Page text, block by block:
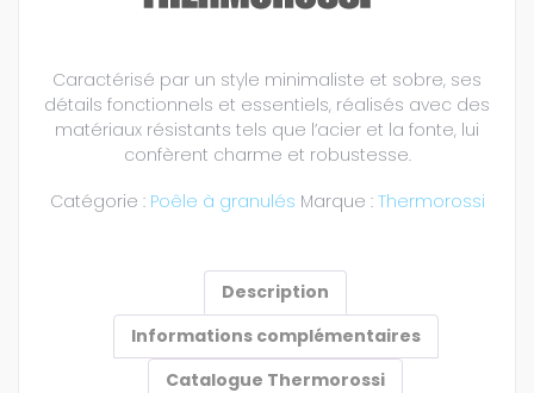
Caractérisé par un style minimaliste et sobre, ses
détails fonctionnels et essentiels, réalisés avec des
matériaux résistants tels que l’acier et la fonte, lui
confèrent charme et robustesse.
Catégorie : Poêle à granulés Marque : Thermorossi
Description
Informations complémentaires
Catalogue Thermorossi